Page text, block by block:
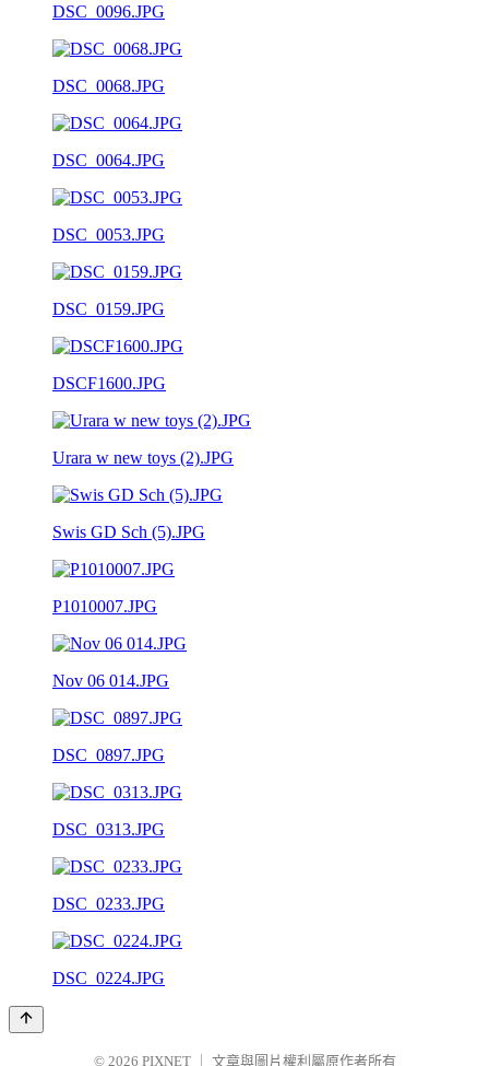
DSC_0096.JPG
DSC_0068.JPG
DSC_0064.JPG
DSC_0053.JPG
DSC_0159.JPG
DSCF1600.JPG
Urara w new toys (2).JPG
Swis GD Sch (5).JPG
P1010007.JPG
Nov 06 014.JPG
DSC_0897.JPG
DSC_0313.JPG
DSC_0233.JPG
DSC_0224.JPG
© 2026 PIXNET 文章與圖片權利屬原作者所有